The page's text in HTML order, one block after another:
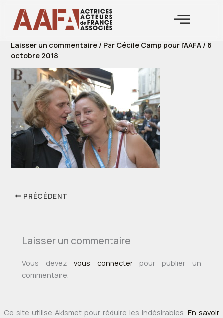
contenu
Laisser un commentaire / Par Cécile Camp pour l'AAFA / 6
octobre 2018
PRÉCÉDENT
Laisser un commentaire
Vous devezvous connecterpour publier un
commentaire.
Ce site utilise Akismet pour réduire les indésirables.En savoir